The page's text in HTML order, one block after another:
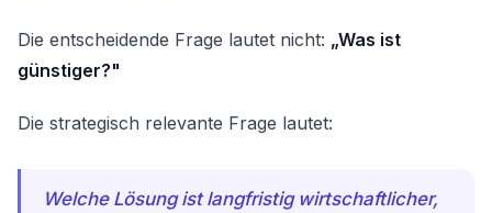
Die entscheidende Frage lautet nicht: „Was ist
günstiger?"
Die strategisch relevante Frage lautet:
Welche Lösung ist langfristig wirtschaftlicher,